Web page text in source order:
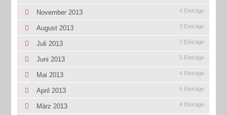
November 2013 4 Einträge
August 2013 3 Einträge
Juli 2013 7 Einträge
Juni 2013 5 Einträge
Mai 2013 4 Einträge
April 2013 5 Einträge
März 2013 4 Einträge